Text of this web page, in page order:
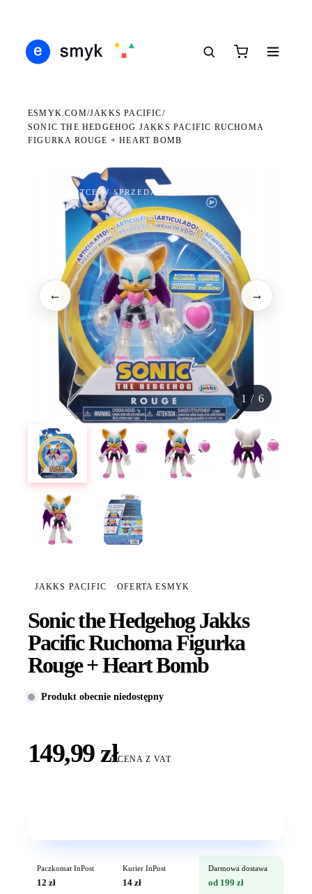
ESMYK.COM/JAKKS PACIFIC/
SONIC THE HEDGEHOG JAKKS PACIFIC RUCHOMA
FIGURKA ROUGE + HEART BOMB
WKRÓTCE W SPRZEDAŻY
← →
1 / 6
JAKKS PACIFIC ·OFERTA ESMYK
Sonic the Hedgehog Jakks
Pacific Ruchoma Figurka
Rouge + Heart Bomb
Produkt obecnie niedostępny
149,99 złCENA Z VAT
Paczkomat InPost
12 zł
Kurier InPost
14 zł
Darmowa dostawa
od 199 zł